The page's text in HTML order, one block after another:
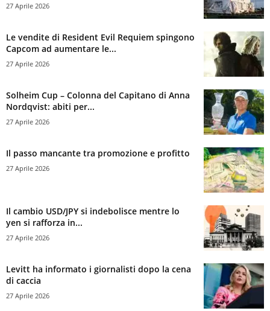
27 Aprile 2026
Le vendite di Resident Evil Requiem spingono
Capcom ad aumentare le...
27 Aprile 2026
Solheim Cup – Colonna del Capitano di Anna
Nordqvist: abiti per...
27 Aprile 2026
Il passo mancante tra promozione e profitto
27 Aprile 2026
Il cambio USD/JPY si indebolisce mentre lo
yen si rafforza in...
27 Aprile 2026
Levitt ha informato i giornalisti dopo la cena
di caccia
27 Aprile 2026